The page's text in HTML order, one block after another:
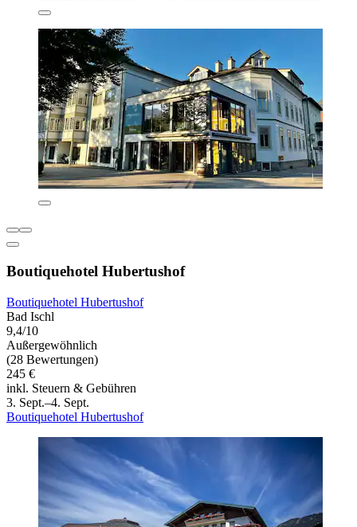
Boutiquehotel Hubertushof
Boutiquehotel Hubertushof
Bad Ischl
9,4/10
Außergewöhnlich
(28 Bewertungen)
245 €
inkl. Steuern & Gebühren
3. Sept.–4. Sept.
Boutiquehotel Hubertushof